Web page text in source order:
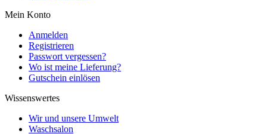
Mein Konto
Anmelden
Registrieren
Passwort vergessen?
Wo ist meine Lieferung?
Gutschein einlösen
Wissenswertes
Wir und unsere Umwelt
Waschsalon